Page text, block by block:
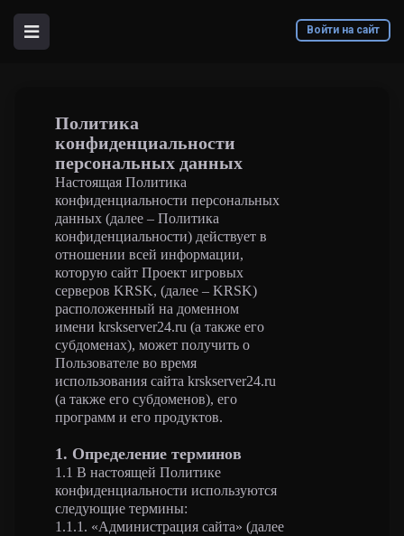
Войти на сайт
Политика
конфиденциальности
персональных данных
Настоящая Политика
конфиденциальности персональных
данных (далее – Политика
конфиденциальности) действует в
отношении всей информации,
которую сайт Проект игровых
серверов KRSK, (далее – KRSK)
расположенный на доменном
имени krskserver24.ru (а также его
субдоменах), может получить о
Пользователе во время
использования сайта krskserver24.ru
(а также его субдоменов), его
программ и его продуктов.
1. Определение терминов
1.1 В настоящей Политике
конфиденциальности используются
следующие термины:
1.1.1. «Администрация сайта» (далее